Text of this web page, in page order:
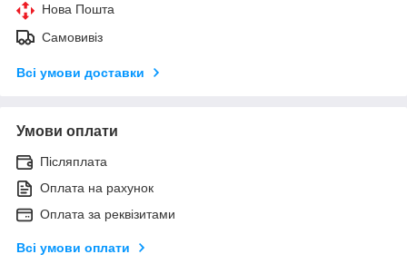
Нова Пошта
Самовивіз
Всі умови доставки
Умови оплати
Післяплата
Оплата на рахунок
Оплата за реквізитами
Всі умови оплати